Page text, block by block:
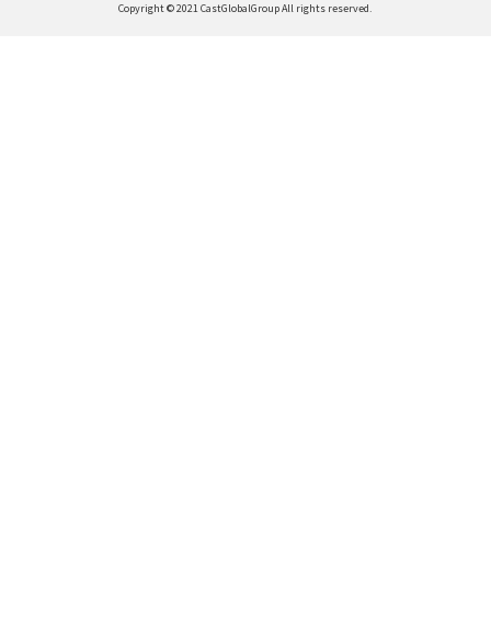
Copyright © 2021 CastGlobalGroup All rights reserved.